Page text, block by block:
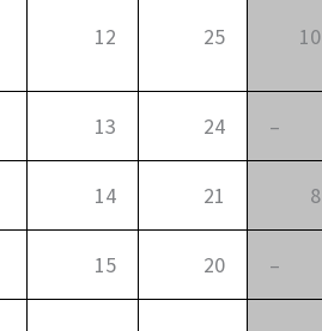
12 25 10
13 24 –
14 21 8
15 20 –